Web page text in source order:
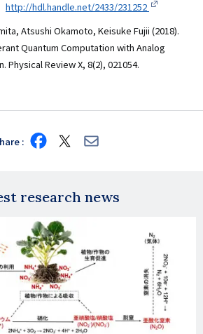
http://hdl.handle.net/2433/231252
Atsushi Okamoto, Keisuke Fujii (2018).
Quantum Computation with Analog
Physical Review X, 8(2), 021054.
Share
on
Share
on
Share
via
research news